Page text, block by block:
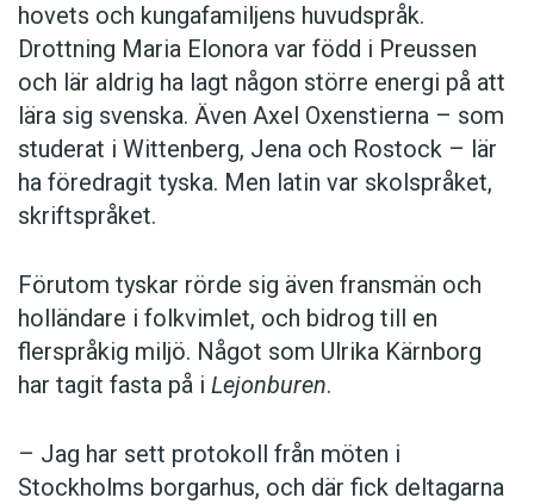
hovets och kungafamiljens huvudspråk.
Drottning Maria Elonora var född i Preussen
och lär aldrig ha lagt någon större energi på att
lära sig svenska. Även Axel Oxenstierna – som
studerat i Wittenberg, Jena och Rostock – lär
ha föredragit tyska. Men latin var skolspråket,
skriftspråket.
Förutom tyskar rörde sig även fransmän och
holländare i folkvimlet, och bidrog till en
flerspråkig miljö. Något som Ulrika Kärnborg
har tagit fasta på i Lejonburen.
– Jag har sett protokoll från möten i
Stockholms borgarhus, och där fick deltagarna